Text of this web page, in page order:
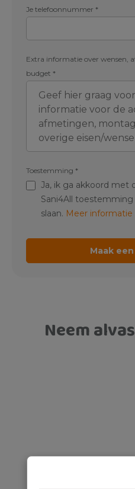
Je telefoonnummer *
Extra informatie over wensen,
budget *
Ja, ik ga akkoord met
Sani4All
slaan. Meer informatie
Toestemming *
Neem